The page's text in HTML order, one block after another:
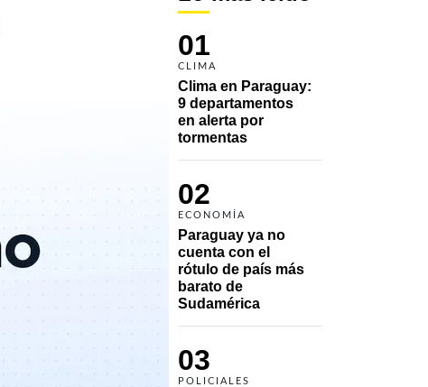
01
CLIMA
Clima en Paraguay:
9 departamentos
en alerta por
tormentas
02
ECONOMÍA
Paraguay ya no
cuenta con el
rótulo de país más
barato de
Sudamérica
03
POLICIALES